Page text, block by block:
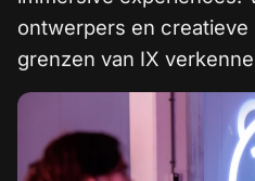
ontwerpers en creatieve
grenzen van IX